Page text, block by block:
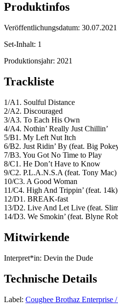
Produktinfos
Veröffentlichungsdatum: 30.07.2021
Set-Inhalt: 1
Produktionsjahr: 2021
Trackliste
1/A1. Soulful Distance
2/A2. Discouraged
3/A3. To Each His Own
4/A4. Nothin’ Really Just Chillin’
5/B1. My Left Nut Itch
6/B2. Just Ridin’ By (feat. Big
7/B3. You Got No Time to Play
8/C1. He Don’t Have to Know
9/C2. P.L.A.N.S.A (feat. Tony Mac)
10/C3. A Good Woman
11/C4. High And Trippin’ (feat. 14k)
12/D1. BREAK-fast
13/D2. Live And Let Live (feat.
14/D3. We Smokin’ (feat. Blyne
Mitwirkende
Interpret*in: Devin the Dude
Technische Details
Label: Coughee Brothaz Enterprise